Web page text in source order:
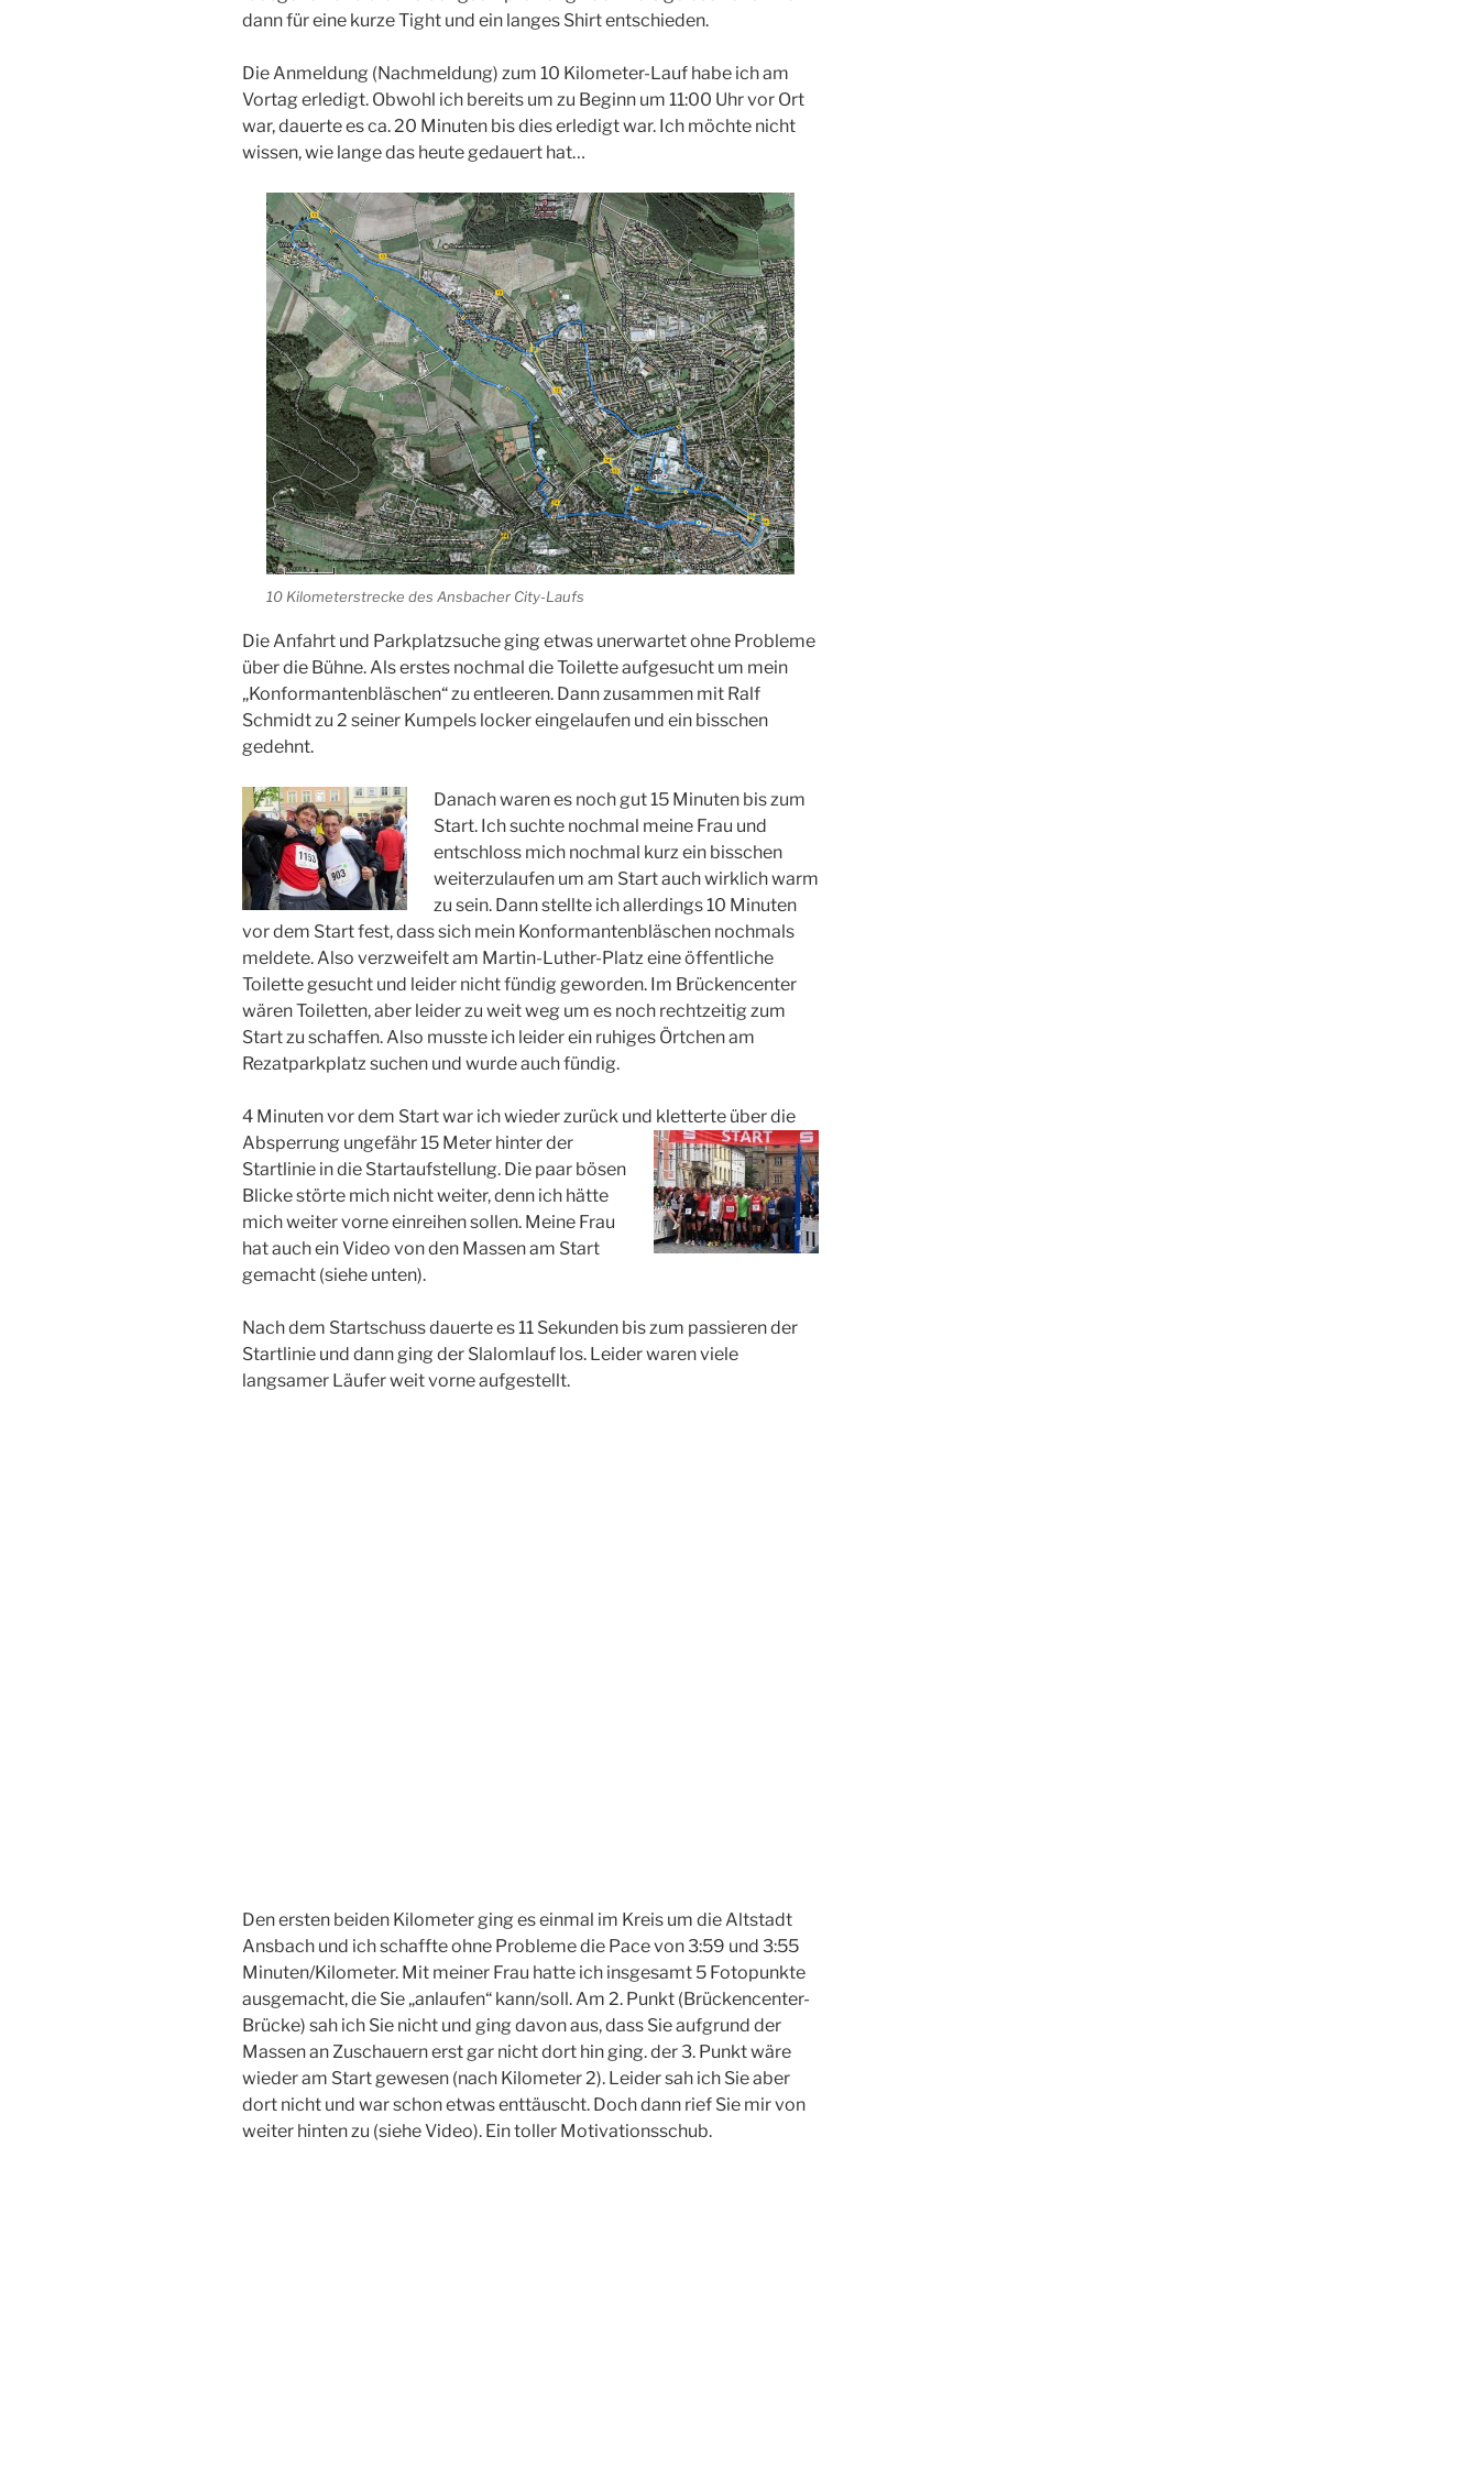
dann für eine kurze Tight und ein langes Shirt entschieden.
Die Anmeldung (Nachmeldung) zum 10 Kilometer-Lauf habe ich am
Vortag erledigt. Obwohl ich bereits um zu Beginn um 11:00 Uhr vor Ort
war, dauerte es ca. 20 Minuten bis dies erledigt war. Ich möchte nicht
wissen, wie lange das heute gedauert hat…
10 Kilometerstrecke des Ansbacher City-Laufs
Die Anfahrt und Parkplatzsuche ging etwas unerwartet ohne Probleme
über die Bühne. Als erstes nochmal die Toilette aufgesucht um mein
„Konformantenbläschen“ zu entleeren. Dann zusammen mit Ralf
Schmidt zu 2 seiner Kumpels locker eingelaufen und ein bisschen
gedehnt.
Danach waren es noch gut 15 Minuten bis zum
Start. Ich suchte nochmal meine Frau und
entschloss mich nochmal kurz ein bisschen
weiterzulaufen um am Start auch wirklich warm
zu sein. Dann stellte ich allerdings 10 Minuten
vor dem Start fest, dass sich mein Konformantenbläschen nochmals
meldete. Also verzweifelt am Martin-Luther-Platz eine öffentliche
Toilette gesucht und leider nicht fündig geworden. Im Brückencenter
wären Toiletten, aber leider zu weit weg um es noch rechtzeitig zum
Start zu schaffen. Also musste ich leider ein ruhiges Örtchen am
Rezatparkplatz suchen und wurde auch fündig.
4 Minuten vor dem Start war ich wieder zurück und kletterte über die
Absperrung ungefähr 15 Meter hinter der
Startlinie in die Startaufstellung. Die paar bösen
Blicke störte mich nicht weiter, denn ich hätte
mich weiter vorne einreihen sollen. Meine Frau
hat auch ein Video von den Massen am Start
gemacht (siehe unten).
Nach dem Startschuss dauerte es 11 Sekunden bis zum passieren der
Startlinie und dann ging der Slalomlauf los. Leider waren viele
langsamer Läufer weit vorne aufgestellt.
Den ersten beiden Kilometer ging es einmal im Kreis um die Altstadt
Ansbach und ich schaffte ohne Probleme die Pace von 3:59 und 3:55
Minuten/Kilometer. Mit meiner Frau hatte ich insgesamt 5 Fotopunkte
ausgemacht, die Sie „anlaufen“ kann/soll. Am 2. Punkt (Brückencenter-
Brücke) sah ich Sie nicht und ging davon aus, dass Sie aufgrund der
Massen an Zuschauern erst gar nicht dort hin ging. der 3. Punkt wäre
wieder am Start gewesen (nach Kilometer 2). Leider sah ich Sie aber
dort nicht und war schon etwas enttäuscht. Doch dann rief Sie mir von
weiter hinten zu (siehe Video). Ein toller Motivationsschub.